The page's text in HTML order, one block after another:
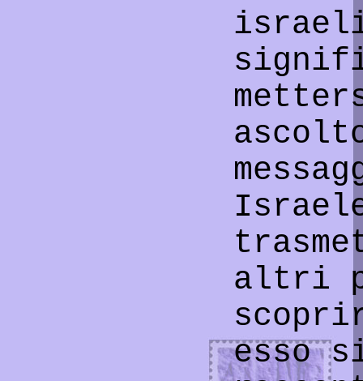
altri
esso